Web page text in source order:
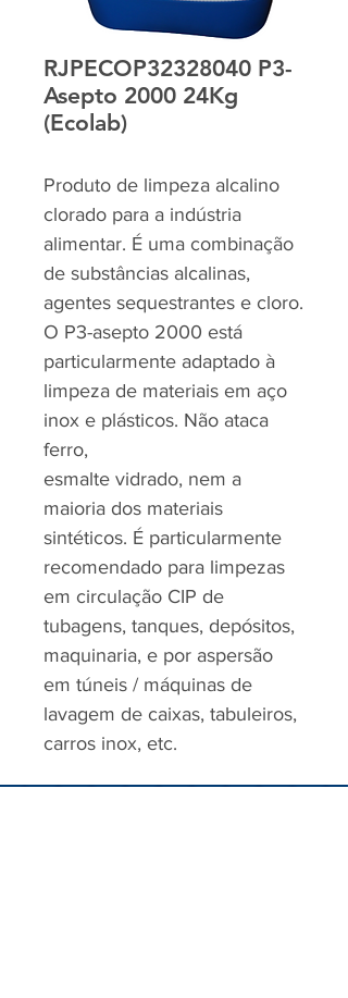
RJPECOP32328040 P3-
Asepto 2000 24Kg
(Ecolab)
Produto de limpeza alcalino
clorado para a indústria
alimentar. É uma combinação
de substâncias alcalinas,
agentes sequestrantes e cloro.
O P3-asepto 2000 está
particularmente adaptado à
limpeza de materiais em aço
inox e plásticos. Não ataca
ferro,
esmalte vidrado, nem a
maioria dos materiais
sintéticos. É particularmente
recomendado para limpezas
em circulação CIP de
tubagens, tanques, depósitos,
maquinaria, e por aspersão
em túneis / máquinas de
lavagem de caixas, tabuleiros,
carros inox, etc.